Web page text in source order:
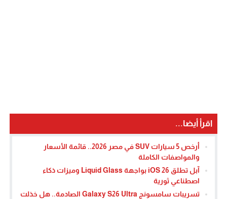
اقرأ أيضا...
أرخص 5 سيارات SUV في مصر 2026.. قائمة الأسعار
والمواصفات الكاملة
آبل تطلق iOS 26 بواجهة Liquid Glass وميزات ذكاء
اصطناعي ثورية
تسريبات سامسونج Galaxy S26 Ultra الصادمة.. هل خذلت